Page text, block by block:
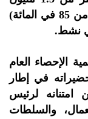
مؤسسة اقتصادية نشطة، أغلبيتها (أكثر من 85 في المائة)
الإحصاء العام
في إطار
امتنانه لرئيس
والسلطات